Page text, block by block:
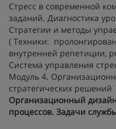
Стресс в современной
заданий. Диагностика
Стратегии и методы
( Техники:
внутренней репетиции,
Система управления
Модуль 4.
стратегических решений
Организационный
процессов. Задачи